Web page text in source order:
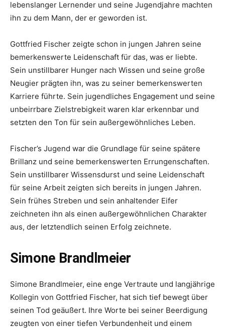
lebenslanger Lernender und seine Jugendjahre machten
ihn zu dem Mann, der er geworden ist.
Gottfried Fischer zeigte schon in jungen Jahren seine
bemerkenswerte Leidenschaft für das, was er liebte.
Sein unstillbarer Hunger nach Wissen und seine große
Neugier prägten ihn, was zu seiner bemerkenswerten
Karriere führte. Sein jugendliches Engagement und seine
unbeirrbare Zielstrebigkeit waren klar erkennbar und
setzten den Ton für sein außergewöhnliches Leben.
Fischer’s Jugend war die Grundlage für seine spätere
Brillanz und seine bemerkenswerten Errungenschaften.
Sein unstillbarer Wissensdurst und seine Leidenschaft
für seine Arbeit zeigten sich bereits in jungen Jahren.
Sein frühes Streben und sein anhaltender Eifer
zeichneten ihn als einen außergewöhnlichen Charakter
aus, der letztendlich seinen Erfolg zeichnete.
Simone Brandlmeier
Simone Brandlmeier, eine enge Vertraute und langjährige
Kollegin von Gottfried Fischer, hat sich tief bewegt über
seinen Tod geäußert. Ihre Worte bei seiner Beerdigung
zeugten von einer tiefen Verbundenheit und einem